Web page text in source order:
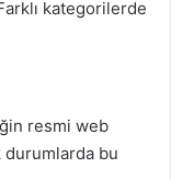
kategorilerde
resmi web
bu